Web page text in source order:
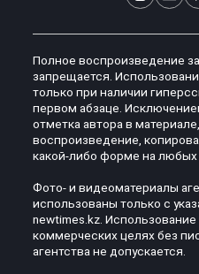
Полное воспроизведение
запрещается.
только при наличии
первом абзаце.
отметка автора в
воспроизведение,
какой-либо форме на любых
Фото- и видеоматериалы
использованы только с
newtimes.kz. Использование
коммерческих целях без
агентства не допускается.